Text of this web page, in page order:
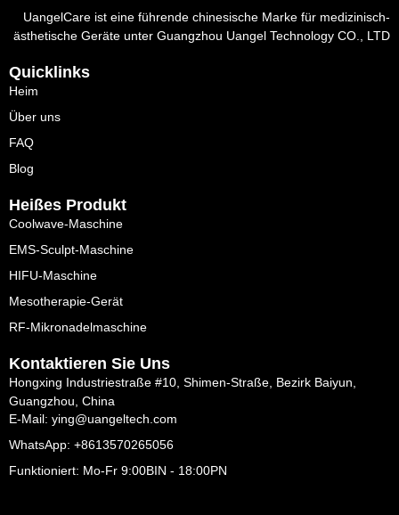
UangelCare ist eine führende chinesische Marke für medizinisch-
ästhetische Geräte unter Guangzhou Uangel Technology CO., LTD
Quicklinks
Heim
Über uns
FAQ
Blog
Heißes Produkt
Coolwave-Maschine
EMS-Sculpt-Maschine
HIFU-Maschine
Mesotherapie-Gerät
RF-Mikronadelmaschine
Kontaktieren Sie Uns
Hongxing Industriestraße #10, Shimen-Straße, Bezirk Baiyun,
Guangzhou, China
E-Mail: ying@uangeltech.com
WhatsApp: +8613570265056
Funktioniert: Mo-Fr 9:00BIN - 18:00PN